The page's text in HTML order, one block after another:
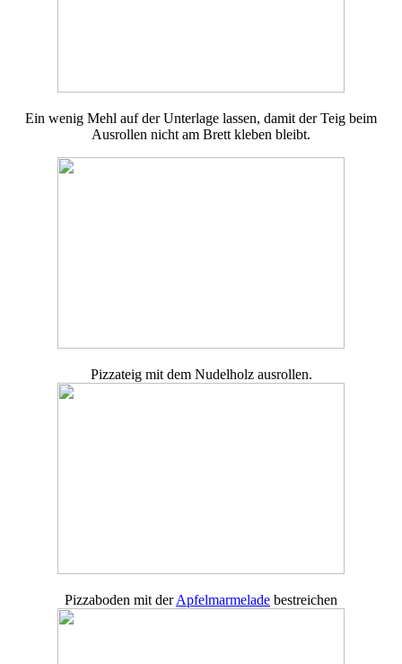
Ein wenig Mehl auf der Unterlage lassen, damit der Teig beim
Ausrollen nicht am Brett kleben bleibt.
Pizzateig mit dem Nudelholz ausrollen.
Pizzaboden mit derApfelmarmelade bestreichen